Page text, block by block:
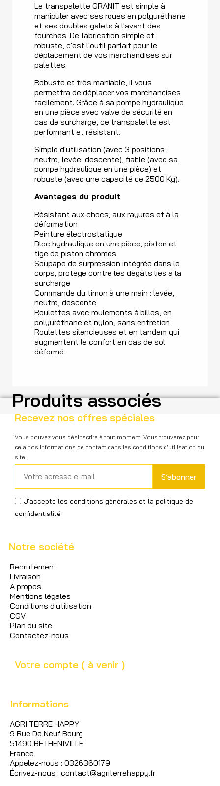
Le transpalette GRANIT est simple à
manipuler avec ses roues en polyuréthane
et ses doubles galets à l'avant des
fourches. De fabrication simple et
robuste, c'est l'outil parfait pour le
déplacement de vos marchandises sur
palettes.
Robuste et très maniable, il vous
permettra de déplacer vos marchandises
facilement. Grâce à sa pompe hydraulique
en une pièce avec valve de sécurité en
cas de surcharge, ce transpalette est
performant et résistant.
Simple d'utilisation (avec 3 positions :
neutre, levée, descente), fiable (avec sa
pompe hydraulique en une pièce) et
robuste (avec une capacité de 2500 Kg).
Avantages du produit
Résistant aux chocs, aux rayures et à la
déformation
Peinture électrostatique
Bloc hydraulique en une pièce, piston et
tige de piston chromés
Soupape de surpression intégrée dans le
corps, protège contre les dégâts liés à la
surcharge
Commande du timon à une main : levée,
neutre, descente
Roulettes avec roulements à billes, en
polyuréthane et nylon, sans entretien
Roulettes silencieuses et en tandem qui
augmentent le confort en cas de sol
déformé
Produits associés
Recevez nos offres spéciales
Vous pouvez vous désinscrire à tout moment. Vous trouverez pour
cela nos informations de contact dans les conditions d'utilisation du
site.
S’abonner
J'accepte les conditions générales et la politique de
confidentialité
Notre société
Recrutement
Livraison
A propos
Mentions légales
Conditions d'utilisation
CGV
Plan du site
Contactez-nous
Votre compte ( à venir )
Informations
AGRI TERRE HAPPY
9 Rue De Neuf Bourg
51490 BETHENIVILLE
France
Appelez-nous : 0326360179
Écrivez-nous : contact@agriterrehappy.fr